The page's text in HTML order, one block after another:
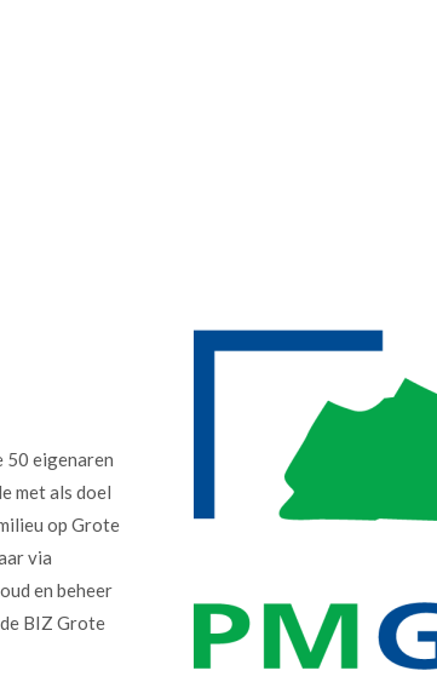
50 eigenaren
met als doel
op Grote
via
en beheer
BIZ Grote